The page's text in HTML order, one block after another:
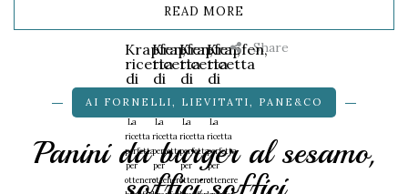
READ MORE
Share
Krapfen,
ricetta
di
Iginio
Massari
La
ricetta
perfetta
per
ottenere
Krapfen,
ricetta
di
Iginio
Massari
La
ricetta
perfetta
per
ottenere
Krapfen,
ricetta
di
Iginio
Massari
La
ricetta
perfetta
per
ottenere
Krapfen,
ricetta
di
Iginio
Massari
La
ricetta
perfetta
per
ottenere
AI FORNELLI, LIEVITATI, PANE&CO
Panini da burger al sesamo,